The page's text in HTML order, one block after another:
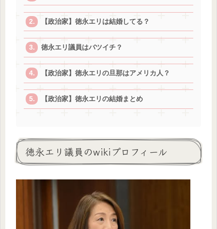
【政治家】徳永エリは結婚してる？
徳永エリ議員はバツイチ？
【政治家】徳永エリの旦那はアメリカ人？
【政治家】徳永エリの結婚まとめ
徳永エリ議員のwikiプロフィール